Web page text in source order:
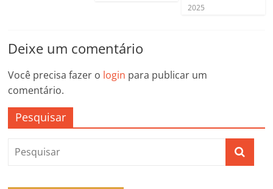
2025
Deixe um comentário
Você precisa fazer o login para publicar um
comentário.
Pesquisar